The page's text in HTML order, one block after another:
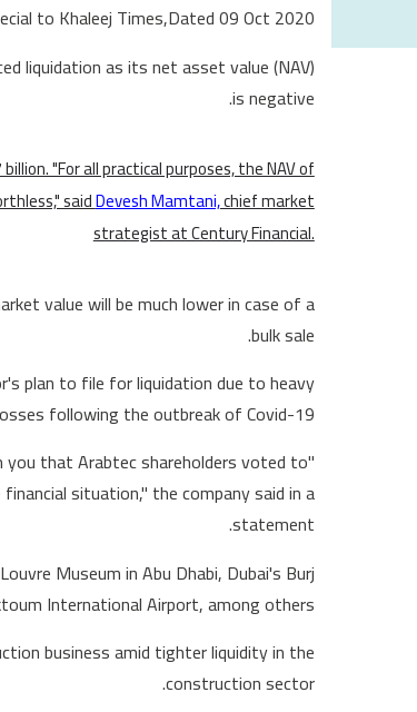
to Khaleej Times,Dated 09 Oct 2020
liquidation as its net asset value (NAV)
is negative.
"For all practical purposes, the NAV of
saidDevesh Mamtani,chief market
strategist at Century Financial.
value will be much lower in case of a
bulk sale.
plan to file for liquidation due to heavy
following the outbreak of Covid-19.
that Arabtec shareholders voted to
situation," the company said in a
statement.
Museum in Abu Dhabi, Dubai's Burj
International Airport, among others.
business amid tighter liquidity in the
construction sector.